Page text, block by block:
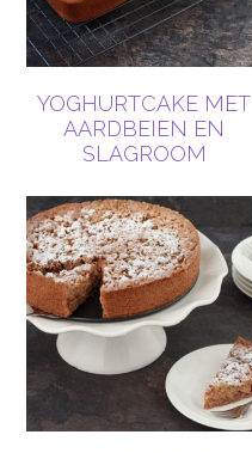
YOGHURTCAKE MET
AARDBEIEN EN
SLAGROOM